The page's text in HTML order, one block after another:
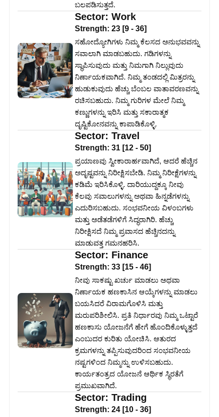
ಬಲಪಡಿಸುತ್ತದೆ.
Sector: Work
Strength: 23 [9 - 36]
ಸಹೋದ್ಯೋಗಿಗಳು ನಿಮ್ಮ ಕೆಲಸದ ಅನುಭವವನ್ನು
ಸವಾಲಾಗಿ ಮಾಡಬಹುದು. ಗಡಿಗಳನ್ನು
ಸ್ಥಾಪಿಸುವುದು ಮತ್ತು ನಿಮಗಾಗಿ ನಿಲ್ಲುವುದು
ನಿರ್ಣಾಯಕವಾಗಿದೆ. ನಿಮ್ಮ ತಂಡದಲ್ಲಿ ಮಿತ್ರರನ್ನು
ಹುಡುಕುವುದು ಹೆಚ್ಚು ಬೆಂಬಲ ವಾತಾವರಣವನ್ನು
ರಚಿಸಬಹುದು. ನಿಮ್ಮ ಗುರಿಗಳ ಮೇಲೆ ನಿಮ್ಮ
ಕಣ್ಣುಗಳನ್ನು ಇರಿಸಿ ಮತ್ತು ಸಕಾರಾತ್ಮಕ
ದೃಷ್ಟಿಕೋನವನ್ನು ಕಾಪಾಡಿಕೊಳ್ಳಿ.
Sector: Travel
Strength: 31 [12 - 50]
ಪ್ರಯಾಣವು ಸ್ವೀಕಾರಾರ್ಹವಾಗಿದೆ, ಆದರೆ ಹೆಚ್ಚಿನ
ಅದೃಷ್ಟವನ್ನು ನಿರೀಕ್ಷಿಸಬೇಡಿ. ನಿಮ್ಮ ನಿರೀಕ್ಷೆಗಳನ್ನು
ಕಡಿಮೆ ಇರಿಸಿಕೊಳ್ಳಿ. ದಾರಿಯುದ್ದಕ್ಕೂ ನೀವು
ಕೆಲವು ಸವಾಲುಗಳನ್ನು ಅಥವಾ ಹಿನ್ನಡೆಗಳನ್ನು
ಎದುರಿಸಬಹುದು. ಸಂಭವನೀಯ ವಿಳಂಬಗಳು
ಮತ್ತು ಅಡೆತಡೆಗಳಿಗೆ ಸಿದ್ಧರಾಗಿರಿ. ಹೆಚ್ಚು
ನಿರೀಕ್ಷಿಸದೆ ನಿಮ್ಮ ಪ್ರವಾಸದ ಹೆಚ್ಚಿನದನ್ನು
ಮಾಡುವತ್ತ ಗಮನಹರಿಸಿ.
Sector: Finance
Strength: 33 [15 - 46]
ನೀವು ಸಾಕಷ್ಟು ಖರ್ಚು ಮಾಡಲು ಅಥವಾ
ನಿರ್ಣಾಯಕ ಹಣಕಾಸಿನ ಆಯ್ಕೆಗಳನ್ನು ಮಾಡಲು
ಬಯಸಿದರೆ ವಿರಾಮಗೊಳಿಸಿ ಮತ್ತು
ಮರುಪರಿಶೀಲಿಸಿ. ಪ್ರತಿ ನಿರ್ಧಾರವು ನಿಮ್ಮ ಒಟ್ಟಾರೆ
ಹಣಕಾಸು ಯೋಜನೆಗೆ ಹೇಗೆ ಹೊಂದಿಕೊಳ್ಳುತ್ತದೆ
ಎಂಬುದರ ಕುರಿತು ಯೋಚಿಸಿ. ಆತುರದ
ಕ್ರಮಗಳನ್ನು ತಪ್ಪಿಸುವುದರಿಂದ ಸಂಭವನೀಯ
ನಷ್ಟಗಳಿಂದ ನಿಮ್ಮನ್ನು ಉಳಿಸಬಹುದು.
ಕಾರ್ಯತಂತ್ರದ ಯೋಜನೆ ಆರ್ಥಿಕ ಸ್ಥಿರತೆಗೆ
ಪ್ರಮುಖವಾಗಿದೆ.
Sector: Trading
Strength: 24 [10 - 36]